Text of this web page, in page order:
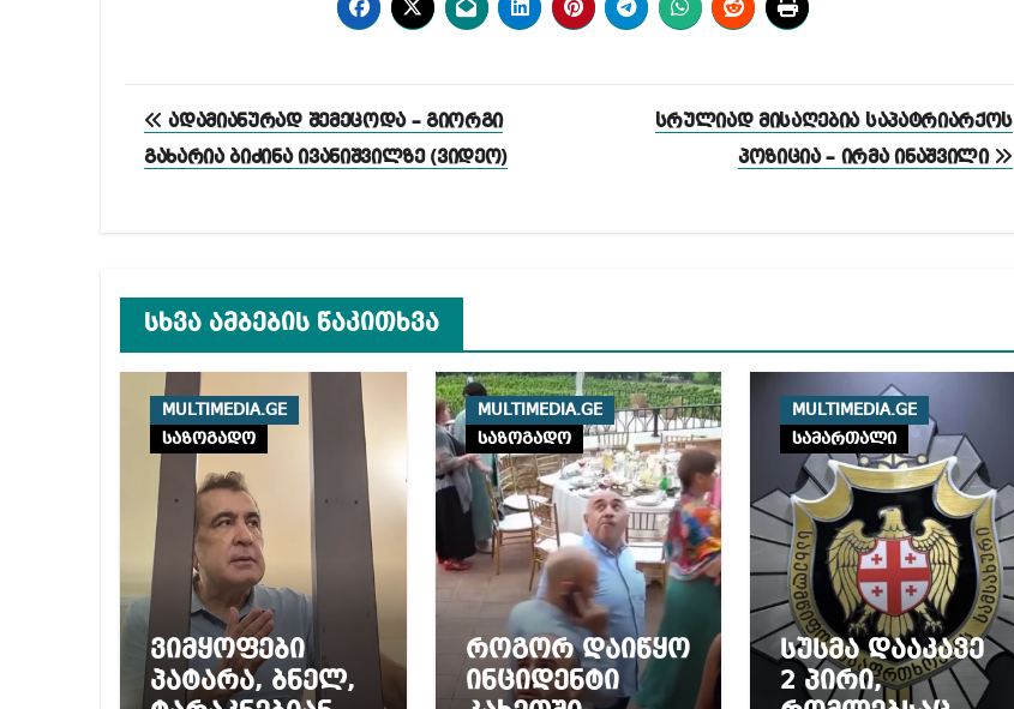
პოსტის
ნავიგაცია
ადამიანურად შემეცოდა – გიორგი
გახარია ბიძინა ივანიშვილზე (ვიდეო)
სრულიად მისაღებია საპატრიარქოს
პოზიცია – ირმა ინაშვილი
სხვა ამბების წაკითხვა
MULTIMEDIA.GE
საზოგადო
ვიმყოფები
პატარა, ბნელ,
MULTIMEDIA.GE
საზოგადო
როგორ დაიწყო
ინციდენტი
MULTIMEDIA.GE
სამართალი
სუსმა დააკავე
2 პირი,